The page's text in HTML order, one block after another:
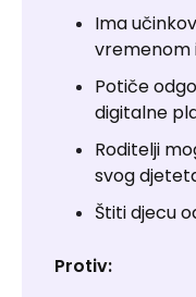
Ima
vremenom
Potiče
digitalne
Roditelji
svog
Štiti djecu
Protiv: